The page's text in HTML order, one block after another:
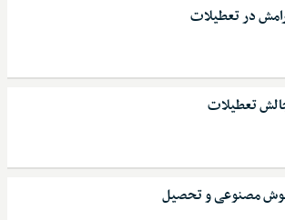
در تعطیلات
تعطیلات
مصنوعی و تحصیل